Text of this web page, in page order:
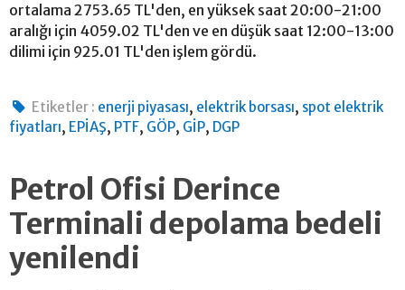
ortalama 2753.65 TL'den, en yüksek saat 20:00-21:00
aralığı için 4059.02 TL'den ve en düşük saat 12:00-13:00
dilimi için 925.01 TL'den işlem gördü.
Etiketler : enerji piyasası, elektrik borsası, spot elektrik
fiyatları, EPİAŞ, PTF, GÖP, GİP, DGP
Petrol Ofisi Derince
Terminali depolama bedeli
yenilendi